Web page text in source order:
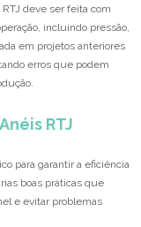
deve ser feita com
incluindo pressão,
em projetos anteriores
erros que podem
RTJ
para garantir a eficiência
boas práticas que
e evitar problemas